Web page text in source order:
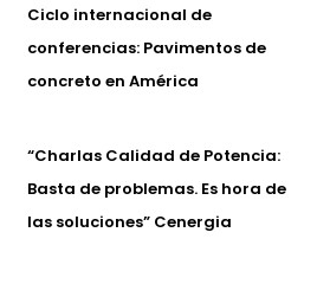
Ciclo internacional de
conferencias: Pavimentos de
concreto en América
“Charlas Calidad de Potencia:
Basta de problemas. Es hora de
las soluciones” Cenergia